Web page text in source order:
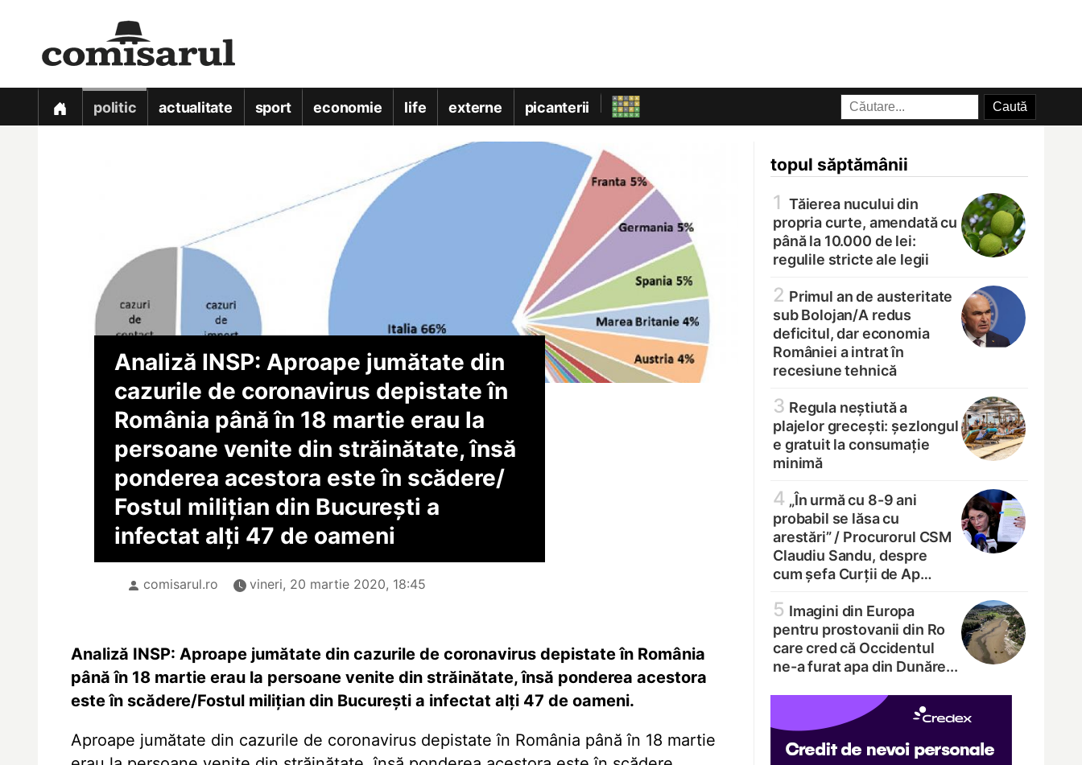
politic actualitate sport economie life externe picanterii
topul săptămânii
1 Tăierea nucului din
propria curte, amendată cu
până la 10.000 de lei:
regulile stricte ale legii
2 Primul an de austeritate
sub Bolojan/A redus
deficitul, dar economia
României a intrat în
recesiune tehnică
3 Regula neștiută a
plajelor grecești: șezlongul
e gratuit la consumație
minimă
4 „În urmă cu 8-9 ani
probabil se lăsa cu
arestări” / Procurorul CSM
Claudiu Sandu, despre
cum șefa Curții de Ap…
5 Imagini din Europa
pentru prostovanii din Ro
care cred că Occidentul
ne-a furat apa din Dunăre...
Analiză INSP: Aproape jumătate din
cazurile de coronavirus depistate în
România până în 18 martie erau la
persoane venite din străinătate, însă
ponderea acestora este în scădere/
Fostul milițian din București a
infectat alți 47 de oameni
comisarul.ro vineri, 20 martie 2020, 18:45
Analiză INSP: Aproape jumătate din cazurile de coronavirus depistate în România
până în 18 martie erau la persoane venite din străinătate, însă ponderea acestora
este în scădere/Fostul milițian din București a infectat alți 47 de oameni.
Aproape jumătate din cazurile de coronavirus depistate în România până în 18 martie